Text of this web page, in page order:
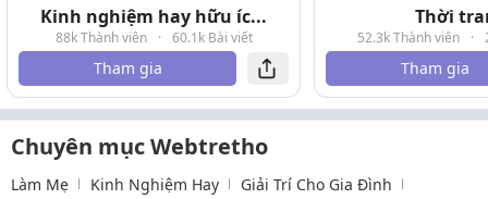
Kinh nghiệm hay hữu íc...
88k Thành viên · 60.1k Bài viết
Tham gia
Thời
52.3k Thành viên ·
Tham gia
Chuyên mục Webtretho
Làm Mẹ Kinh Nghiệm Hay Giải Trí Cho Gia Đình